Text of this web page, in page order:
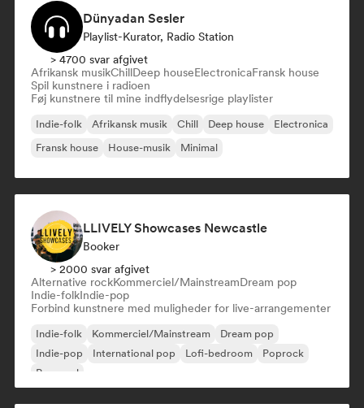
Dünyadan Sesler
Playlist-Kurator, Radio Station
> 4700 svar afgivet
Afrikansk musikChillDeep houseElectronicaFransk house
Spil kunstnere i radioen
Føj kunstnere til mine indflydelsesrige playlister
Indie-folk Afrikansk musik Chill Deep house
Electronica
Fransk house
House-musik Minimal
LLIVELY Showcases Newcastle
Booker
> 2000 svar afgivet
Alternative rockKommerciel/MainstreamDream pop
Indie-folkIndie-pop
Forbind kunstnere med muligheder for live-arrangementer
Indie-folk Kommerciel/Mainstream
Dream pop
Indie-pop
International pop Lofi-bedroom
Poprock
Pop-soul